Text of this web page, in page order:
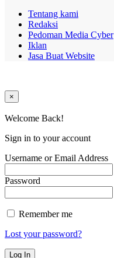
Tentang kami
Redaksi
Pedoman Media Cyber
Iklan
Jasa Buat Website
×
Welcome Back!
Sign in to your account
Username or Email Address
Password
Remember me
Lost your password?